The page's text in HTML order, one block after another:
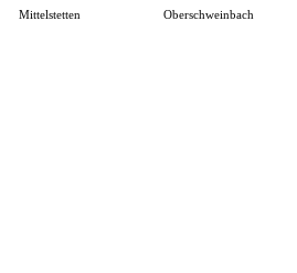
Mittelstetten Oberschweinbach